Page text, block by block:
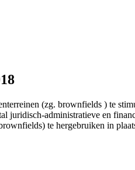
(zg. brownfields ) te
juridisch-administratieve en
te hergebruiken in